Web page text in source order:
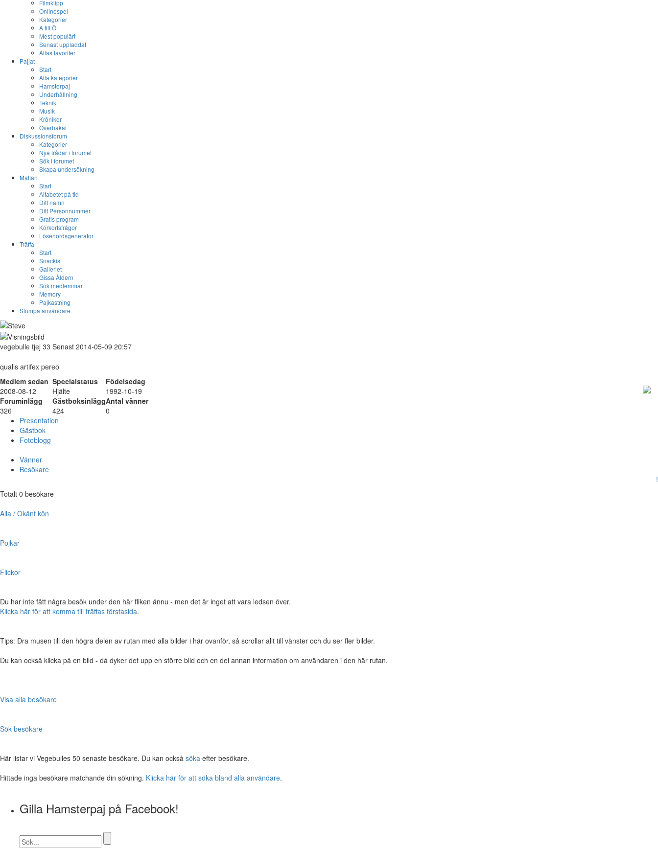
Filmklipp
Onlinespel
Kategorier
A till Ö
Mest populärt
Senast uppladdat
Allas favoriter
Pajjat
Start
Alla kategorier
Hamsterpaj
Underhållning
Teknik
Musik
Krönikor
Överbakat
Diskussionsforum
Kategorier
Nya trådar i forumet
Sök i forumet
Skapa undersökning
Mattan
Start
Alfabetet på tid
Ditt namn
Ditt Personnummer
Gratis program
Körkortsfrågor
Lösenordsgenerator
Träffa
Start
Snackis
Galleriet
Gissa Åldern
Sök medlemmar
Memory
Pajkastning
Slumpa användare
vegebulle tjej 33 Senast 2014-05-09 20:57
qualis artifex pereo
Medlem sedan Specialstatus
Födelsedag
2008-08-12
Hjälte
1992-10-19
Foruminlägg
GästboksinläggAntal vänner
326
424
0
Presentation
Gästbok
Fotoblogg
Vänner
Besökare
!
Totalt 0 besökare
Alla / Okänt kön
Pojkar
Flickor
Du har inte fått några besök under den här fliken ännu - men det är inget att vara ledsen över.
Klicka här för att komma till träffas förstasida.
Tips: Dra musen till den högra delen av rutan med alla bilder i här ovanför, så scrollar allt till vänster och du ser fler bilder.
Du kan också klicka på en bild - då dyker det upp en större bild och en del annan information om användaren i den här rutan.
Visa alla besökare
Sök besökare
Här listar vi Vegebulles 50 senaste besökare. Du kan också söka efter besökare.
Hittade inga besökare matchande din sökning. Klicka här för att söka bland alla användare.
Gilla Hamsterpaj på Facebook!